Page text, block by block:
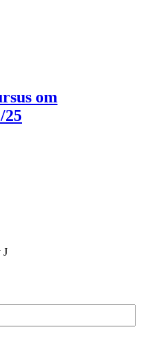
om
25
J